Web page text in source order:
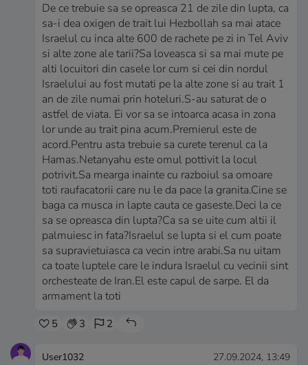
De ce trebuie sa se opreasca 21 de zile din lupta, ca
sa-i dea oxigen de trait lui Hezbollah sa mai atace
Israelul cu inca alte 600 de rachete pe zi in Tel Aviv
si alte zone ale tarii?Sa loveasca si sa mai mute pe
alti locuitori din casele lor cum si cei din nordul
Israelului au fost mutati pe la alte zone si au trait 1
an de zile numai prin hoteluri.S-au saturat de o
astfel de viata. Ei vor sa se intoarca acasa in zona
lor unde au trait pina acum.Premierul este de
acord.Pentru asta trebuie sa curete terenul ca la
Hamas.Netanyahu este omul pottivit la locul
potrivit.Sa mearga inainte cu razboiul sa omoare
toti raufacatorii care nu le da pace la granita.Cine se
baga ca musca in lapte cauta ce gaseste.Deci la ce
sa se opreasca din lupta?Ca sa se uite cum altii il
palmuiesc in fata?Israelul se lupta si el cum poate
sa supravietuiasca ca vecin intre arabi.Sa nu uitam
ca toate luptele care le indura Israelul cu vecinii sint
orchesteate de Iran.El este capul de sarpe. El da
armament la toti
5 3 2
User1032 27.09.2024, 13:49